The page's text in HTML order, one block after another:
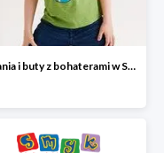
Ubrania i buty z bohaterami w Smyku do -50%